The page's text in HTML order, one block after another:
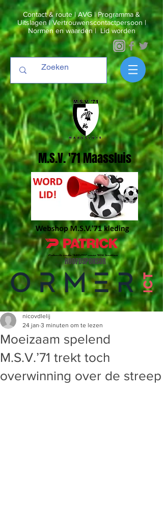
Contact & route |AVG |Programma &
Uitslagen|Vertrouwenscontactpersoon |
Normen en waarden|Lid worden
M.S.V. '71 Maassluis
HOOFDSPONSOR
Moeizaam spelend
M.S.V.’71 trekt toch
overwinning over de streep
nicovdlelij
24 jan 3 minuten om te lezen